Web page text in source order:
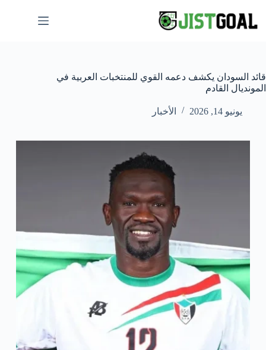
المحتوى
قائد السودان يكشف دعمه القوي للمنتخبات العربية في
المونديال القادم
يونيو 14, 2026 الأخبار